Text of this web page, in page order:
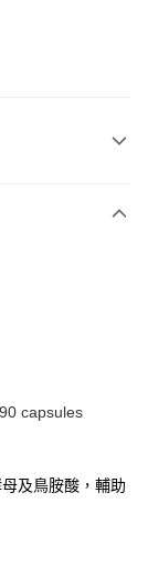
capsules
及鳥胺酸，輔助